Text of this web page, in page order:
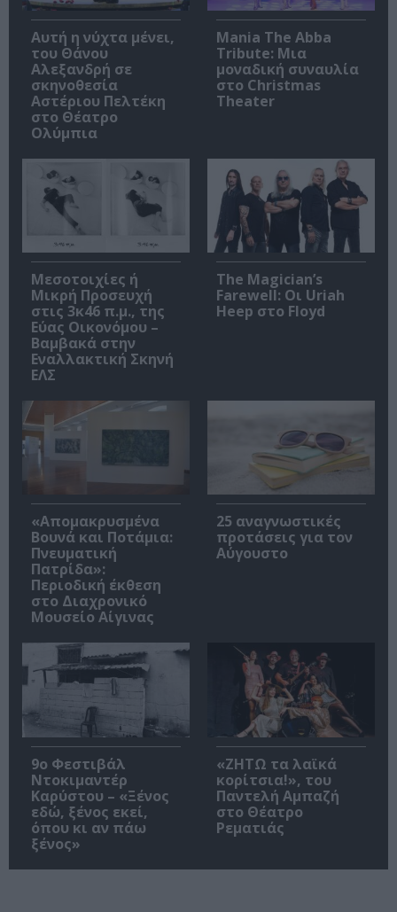
Αυτή η νύχτα μένει,
του Θάνου
Αλεξανδρή σε
σκηνοθεσία
Αστέριου Πελτέκη
στο Θέατρο
Ολύμπια
Mania The Abba
Tribute: Μια
μοναδική συναυλία
στο Christmas
Theater
Μεσοτοιχίες ή
Μικρή Προσευχή
στις 3κ46 π.μ., της
Εύας Οικονόμου –
Βαμβακά στην
Εναλλακτική Σκηνή
ΕΛΣ
The Magician’s
Farewell: Οι Uriah
Heep στο Floyd
«Απομακρυσμένα
Βουνά και Ποτάμια:
Πνευματική
Πατρίδα»:
Περιοδική έκθεση
στο Διαχρονικό
Μουσείο Αίγινας
25 αναγνωστικές
προτάσεις για τον
Αύγουστο
9ο Φεστιβάλ
Ντοκιμαντέρ
Καρύστου – «Ξένος
εδώ, ξένος εκεί,
όπου κι αν πάω
ξένος»
«ΖΗΤΩ τα λαϊκά
κορίτσια!», του
Παντελή Αμπαζή
στο Θέατρο
Ρεματιάς